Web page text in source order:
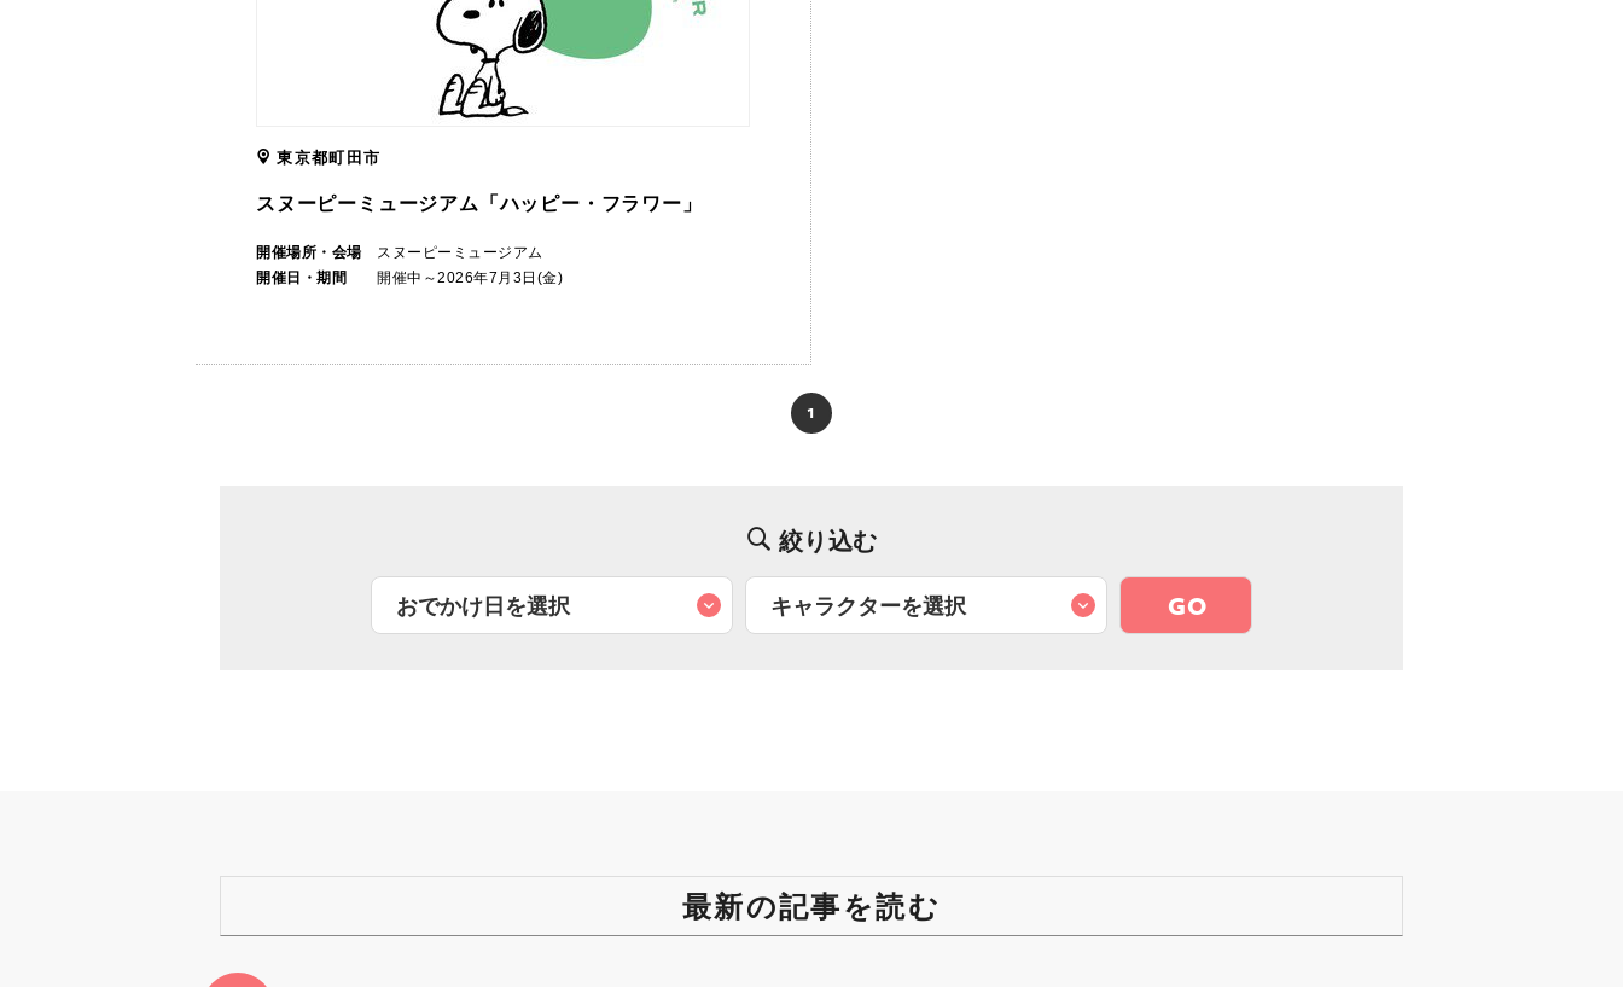
東京都町田市
スヌーピーミュージアム「ハッピー・フラワー」
開催場所・会場
スヌーピーミュージアム
開催日・期間
開催中～2026年7月3日(金)
1
絞り込む
GO
最新の記事を読む